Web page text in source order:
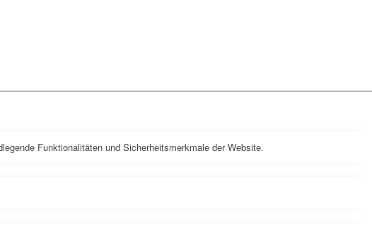
Funktionalitäten und Sicherheitsmerkmale der Website.